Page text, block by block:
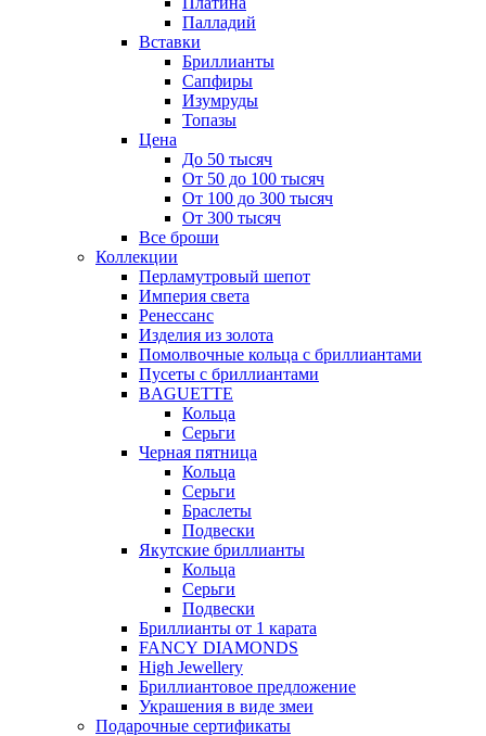
Палладий
Вставки
Бриллианты
Сапфиры
Изумруды
Топазы
Цена
До 50 тысяч
От 50 до 100 тысяч
От 100 до 300 тысяч
От 300 тысяч
Все броши
Коллекции
Перламутровый шепот
Империя света
Ренессанс
Изделия из золота
Помолвочные кольца с бриллиантами
Пусеты с бриллиантами
BAGUETTE
Кольца
Серьги
Черная пятница
Кольца
Серьги
Браслеты
Подвески
Якутские бриллианты
Кольца
Серьги
Подвески
Бриллианты от 1 карата
FANCY DIAMONDS
High Jewellery
Бриллиантовое предложение
Украшения в виде змеи
Подарочные сертификаты